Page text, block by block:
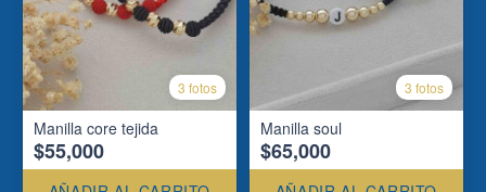
3 fotos
Manilla core tejida
$55,000
3 fotos
Manilla soul
$65,000